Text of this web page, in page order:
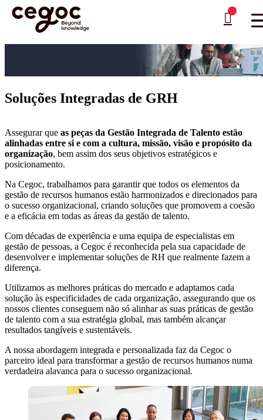
Skip to main content
Está aqui:Home > Consultoria de Recursos Humanos
Soluções
Integradas de GRH
Soluções Integradas de GRH
Assegurar que as peças da Gestão Integrada de Talento estão
alinhadas entre si e com a cultura, missão, visão e propósito da
organização, bem assim dos seus objetivos estratégicos e
posicionamento.
Na Cegoc, trabalhamos para garantir que todos os elementos da
gestão de recursos humanos estão harmonizados e direcionados para
o sucesso organizacional, criando soluções que promovem a coesão
e a eficácia em todas as áreas da gestão de talento.
Com décadas de experiência e uma equipa de especialistas em
gestão de pessoas, a Cegoc é reconhecida pela sua capacidade de
desenvolver e implementar soluções de RH que realmente fazem a
diferença.
Utilizamos as melhores práticas do mercado e adaptamos cada
solução às especificidades de cada organização, assegurando que os
nossos clientes conseguem não só alinhar as suas práticas de gestão
de talento com a sua estratégia global, mas também alcançar
resultados tangíveis e sustentáveis.
A nossa abordagem integrada e personalizada faz da Cegoc o
parceiro ideal para transformar a gestão de recursos humanos numa
verdadeira alavanca para o sucesso organizacional.